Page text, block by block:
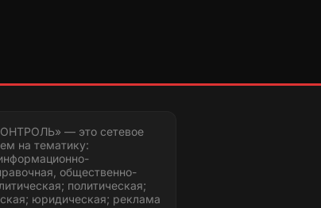
— это сетевое
на тематику:
общественно-
политическая;
юридическая; реклама